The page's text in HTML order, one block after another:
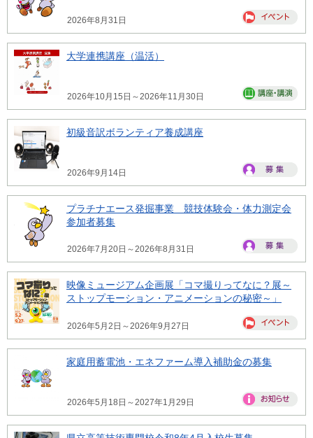
2026年8月31日
大学連携講座（温活）
2026年10月15日～2026年11月30日
初級音訳ボランティア養成講座
2026年9月14日
プラチナエース発掘事業 競技体験会・体力測定会
参加者募集
2026年7月20日～2026年8月31日
映像ミュージアム企画展「コマ撮りってなに？展～
ストップモーション・アニメーションの秘密～」
2026年5月2日～2026年9月27日
家庭用蓄電池・エネファーム導入補助金の募集
2026年5月18日～2027年1月29日